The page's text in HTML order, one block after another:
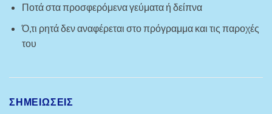
Ποτά στα προσφερόμενα γεύματα ή δείπνα
Ό,τι ρητά δεν αναφέρεται στο πρόγραμμα και τις παροχές
του
ΣΗΜΕΙΩΣΕΙΣ